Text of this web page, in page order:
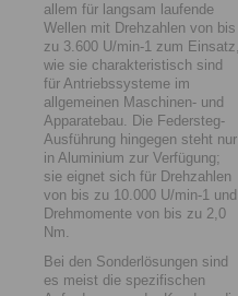
allem für langsam laufende
Wellen mit Drehzahlen von bis
zu 3.600 U/min-1 zum Einsatz,
wie sie charakteristisch sind
für Antriebssysteme im
allgemeinen Maschinen- und
Apparatebau. Die Federsteg-
Ausführung hingegen steht nur
in Aluminium zur Verfügung;
sie eignet sich für Drehzahlen
von bis zu 10.000 U/min-1 und
Drehmomente von bis zu 2,0
Nm.
Bei den Sonderlösungen sind
es meist die spezifischen